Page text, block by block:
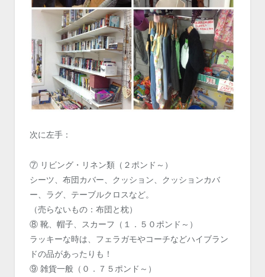
次に左手：
⑦ リビング・リネン類（２ポンド～）
シーツ、布団カバー、クッション、クッションカバ
ー、ラグ、テーブルクロスなど。
（売らないもの：布団と枕）
⑧ 靴、帽子、スカーフ（１．５０ポンド～）
ラッキーな時は、フェラガモやコーチなどハイブラン
ドの品があったりも！
⑨ 雑貨一般（０．７５ポンド～）